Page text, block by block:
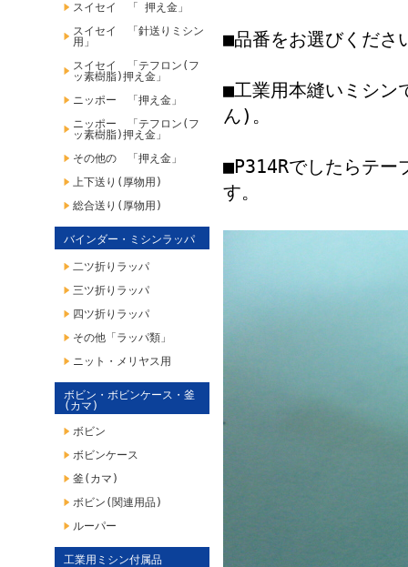
スイセイ 「 押え金」
スイセイ 「針送りミシン
用」
スイセイ 「テフロン(フ
ッ素樹脂)押え金」
ニッポー 「押え金」
ニッポー 「テフロン(フ
ッ素樹脂)押え金」
その他の 「押え金」
上下送り(厚物用)
総合送り(厚物用)
バインダー・ミシンラッパ
二ツ折りラッパ
三ツ折りラッパ
四ツ折りラッパ
その他「ラッパ類」
ニット・メリヤス用
ボビン・ボビンケース・釜
(カマ)
ボビン
ボビンケース
釜(カマ)
ボビン(関連用品)
ルーパー
工業用ミシン付属品
■品番をお選びくださ
■工業用本縫いミシン
ん)。
■P314Rでしたらテ
す。